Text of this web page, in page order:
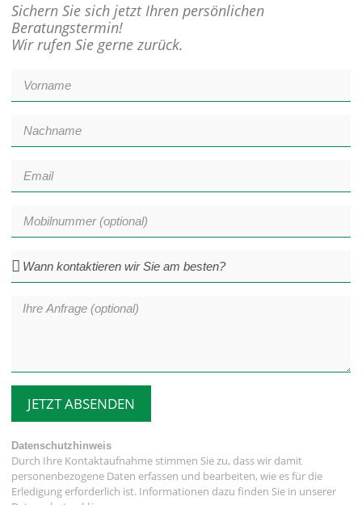
Sichern Sie sich jetzt Ihren persönlichen
Beratungstermin!
Wir rufen Sie gerne zurück.
JETZT ABSENDEN
Datenschutzhinweis
Durch Ihre Kontaktaufnahme stimmen Sie zu, dass wir damit
personenbezogene Daten erfassen und bearbeiten, wie es für die
Erledigung erforderlich ist. Informationen dazu finden Sie in unserer